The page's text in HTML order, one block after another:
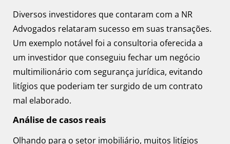
Diversos investidores que contaram com a NR
Advogados relataram sucesso em suas transações.
Um exemplo notável foi a consultoria oferecida a
um investidor que conseguiu fechar um negócio
multimilionário com segurança jurídica, evitando
litígios que poderiam ter surgido de um contrato
mal elaborado.
Análise de casos reais
Olhando para o setor imobiliário, muitos litígios